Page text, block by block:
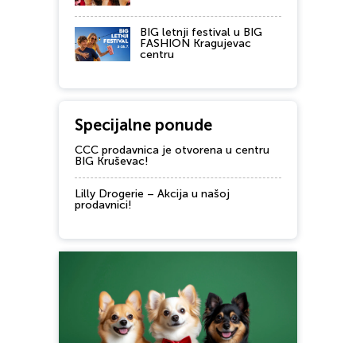
BIG letnji festival u BIG
FASHION Kragujevac
centru
Specijalne ponude
CCC prodavnica je otvorena u centru
BIG Kruševac!
Lilly Drogerie – Akcija u našoj
prodavnici!